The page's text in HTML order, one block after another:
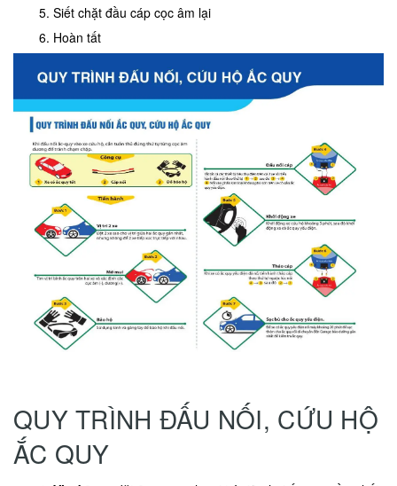
Siết chặt đầu cáp cọc âm lại
Hoàn tất
QUY TRÌNH ĐẤU NỐI, CỨU HỘ
ẮC QUY